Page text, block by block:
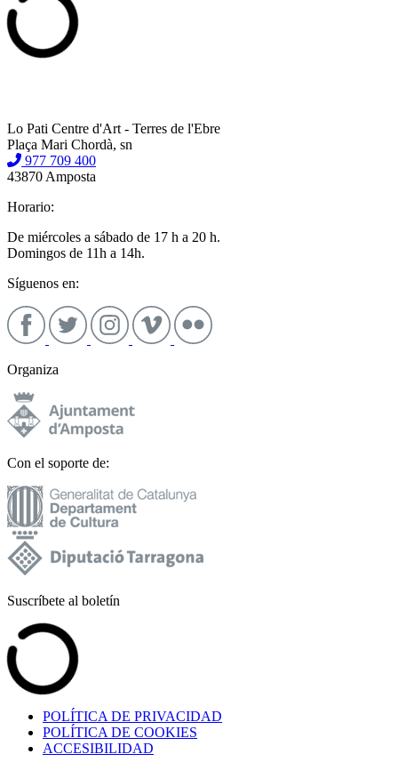
Lo Pati Centre d'Art - Terres de l'Ebre
Plaça Mari Chordà, sn
977 709 400
43870 Amposta
Horario:
De miércoles a sábado de 17 h a 20 h.
Domingos de 11h a 14h.
Síguenos en:
Organiza
Con el soporte de:
Suscríbete al boletín
POLÍTICA DE PRIVACIDAD
POLÍTICA DE COOKIES
ACCESIBILIDAD